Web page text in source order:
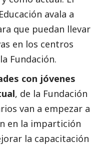
avala a
que puedan llevar
en los centros
Fundación.
con jóvenes
, de la Fundación
van a empezar a
en la impartición
la capacitación